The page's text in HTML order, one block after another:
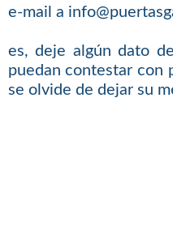
e-mail a
es, deje algún dato
puedan contestar con
se olvide de dejar su